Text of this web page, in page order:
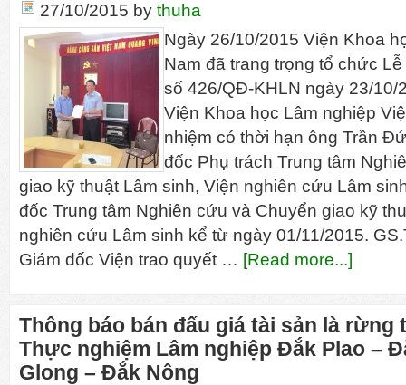
27/10/2015 by thuha
Ngày 26/10/2015 Viện Khoa
Nam đã trang trọng tổ chức
số 426/QĐ-KHLN ngày 23/10/
Viện Khoa học Lâm nghiệp
nhiệm có thời hạn ông Trần
đốc Phụ trách Trung tâm
giao kỹ thuật Lâm sinh, Viện nghiên cứu Lâm
đốc Trung tâm Nghiên cứu và Chuyển giao kỹ
nghiên cứu Lâm sinh kể từ ngày 01/11/2015.
Giám đốc Viện trao quyết … [Read more...]
Thông báo bán đấu giá tài sản là rừng
Thực nghiệm Lâm nghiệp Đắk Plao –
Glong – Đắk Nông